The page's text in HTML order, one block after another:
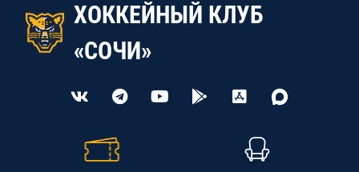
ХОККЕЙНЫЙ КЛУБ
«СОЧИ»